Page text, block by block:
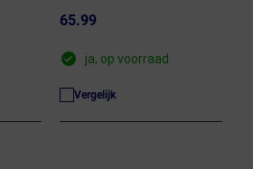
65.99
ja, op voorraad
Vergelijk